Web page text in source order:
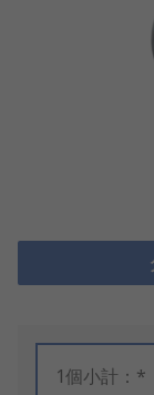
1個小計：*